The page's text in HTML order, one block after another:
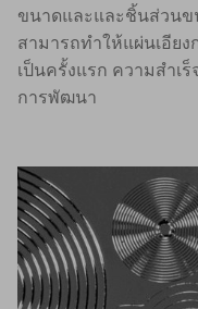
ขนาดและและชิ้นส่วนข
สามารถทำให้แผ่นเอีย
เป็นครั้งแรก ความสำเ
การพัฒนา